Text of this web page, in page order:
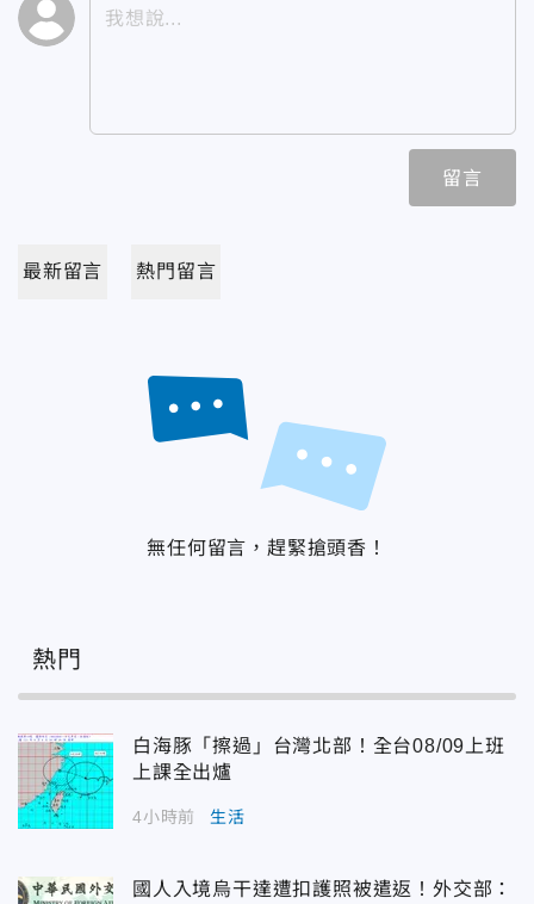
留言
最新留言 熱門留言
無任何留言，趕緊搶頭香！
熱門
白海豚「擦過」台灣北部！全台08/09上班
上課全出爐
4小時前 生活
國人入境烏干達遭扣護照被遣返！外交部：